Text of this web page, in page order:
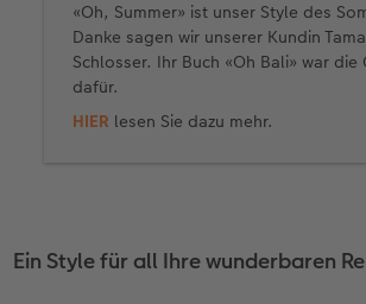
«Oh, Summer» ist unser Style des
Danke sagen wir unserer Kundin
Schlosser. Ihr Buch «Oh Bali» war die
dafür.
HIER lesen Sie dazu mehr.
Ein Style für all Ihre wunderbaren